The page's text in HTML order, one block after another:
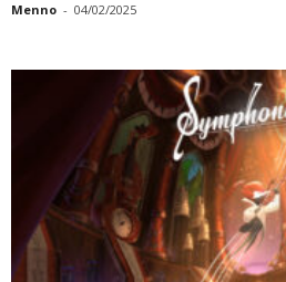
Menno - 04/02/2025